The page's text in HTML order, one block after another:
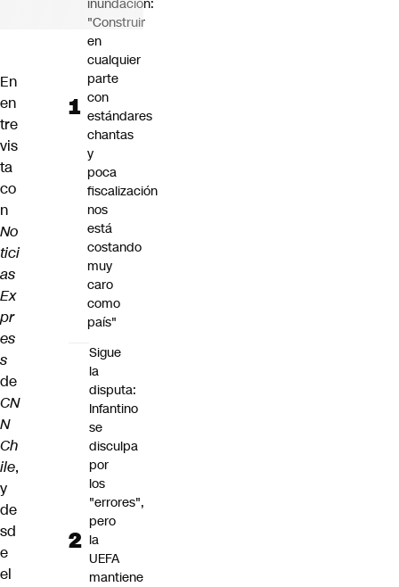
En
en
tre
vis
ta
co
n
No
tici
as
Ex
pr
es
s
de
CN
N
Ch
ile,
y
de
sd
e
el
inundación:
"Construir
en
cualquier
parte
con
estándares
chantas
y
poca
fiscalización
nos
está
costando
muy
caro
como
país"
Sigue
la
disputa:
Infantino
se
disculpa
por
los
"errores",
pero
la
UEFA
mantiene